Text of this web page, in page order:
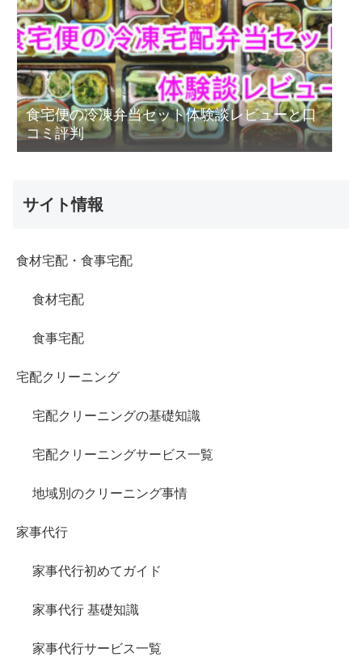
食宅便の冷凍弁当セット体験談レビューと口
コミ評判
サイト情報
食材宅配・食事宅配
食材宅配
食事宅配
宅配クリーニング
宅配クリーニングの基礎知識
宅配クリーニングサービス一覧
地域別のクリーニング事情
家事代行
家事代行初めてガイド
家事代行 基礎知識
家事代行サービス一覧